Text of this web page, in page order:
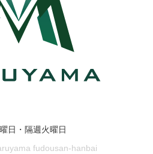
日・隔週火曜日
fudousan-hanbai